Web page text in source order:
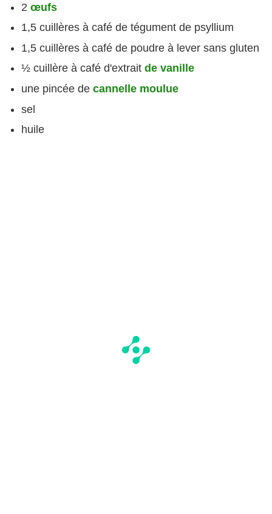
2 œufs
1,5 cuillères à café de tégument de psyllium
1,5 cuillères à café de poudre à lever sans gluten
½ cuillère à café d'extrait de vanille
une pincée de cannelle moulue
sel
huile